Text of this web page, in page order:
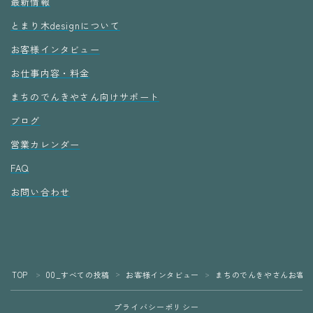
とまり木designについて
お客様インタビュー
お仕事内容・料金
まちのでんきやさん向けサポート
ブログ
営業カレンダー
FAQ
お問い合わせ
TOP ＞ 00_すべての投稿 ＞ お客様インタビュー ＞ まちのでんきやさんお客
プライバシーポリシー